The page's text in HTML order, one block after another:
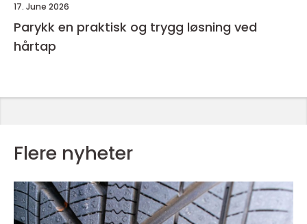
17. June 2026
Parykk en praktisk og trygg løsning ved
hårtap
Flere nyheter